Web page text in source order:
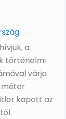
a
történelmi
várja
méter
kapott az